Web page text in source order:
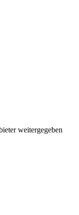
weitergegeben